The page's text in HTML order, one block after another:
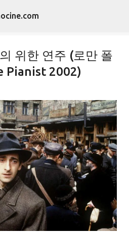
본 콘텐츠로 건너뛰기
위한 연주 (로만 폴
Pianist 2002)